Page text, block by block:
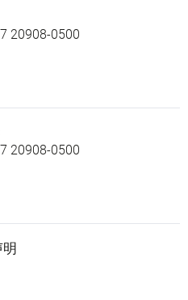
20908-0500
20908-0500